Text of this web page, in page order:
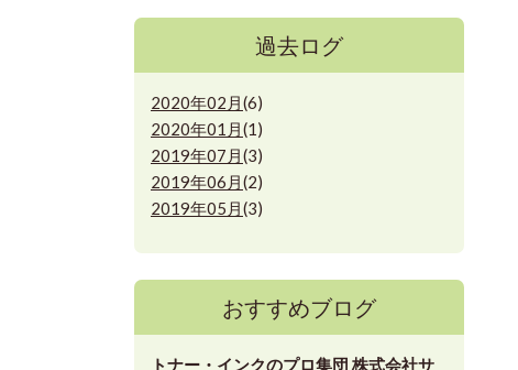
過去ログ
2020年02月(6)
2020年01月(1)
2019年07月(3)
2019年06月(2)
2019年05月(3)
おすすめブログ
トナー・インクのプロ集団 株式会社サ